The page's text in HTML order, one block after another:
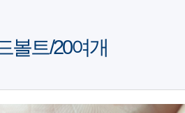
볼트/20여개